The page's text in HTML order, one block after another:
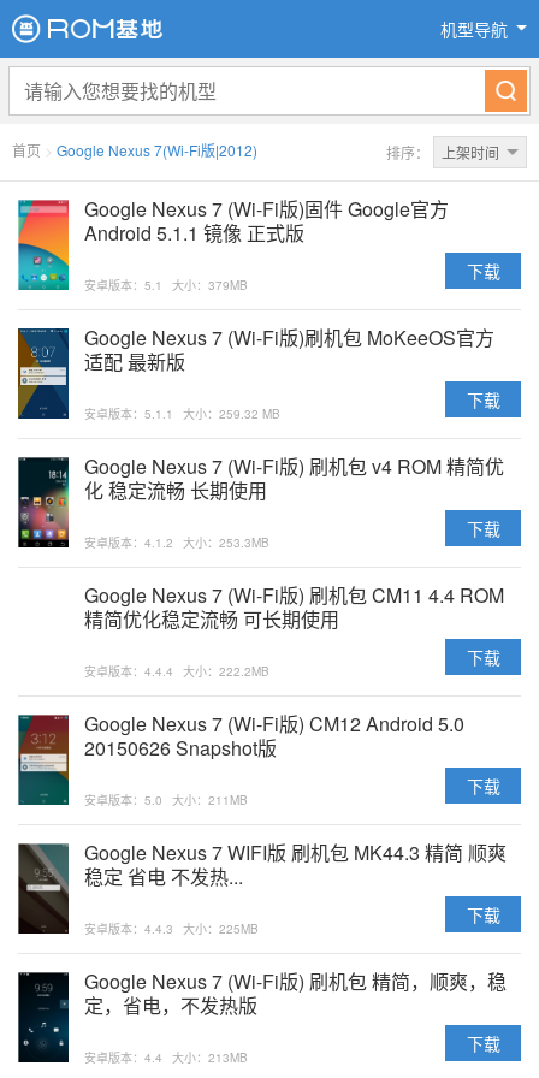
机型导航
首页 > Google Nexus 7(Wi-Fi版|2012) 排序： 上架时间
Google Nexus 7 (Wi-Fi版)固件 Google官方
Android 5.1.1 镜像 正式版
安卓版本：5.1 大小：379MB
下载
Google Nexus 7 (Wi-Fi版)刷机包 MoKeeOS官方
适配 最新版
安卓版本：5.1.1 大小：259.32 MB
下载
Google Nexus 7 (Wi-Fi版) 刷机包 v4 ROM 精简优
化 稳定流畅 长期使用
安卓版本：4.1.2 大小：253.3MB
下载
Google Nexus 7 (Wi-Fi版) 刷机包 CM11 4.4 ROM
精简优化稳定流畅 可长期使用
安卓版本：4.4.4 大小：222.2MB
下载
Google Nexus 7 (Wi-Fi版) CM12 Android 5.0
20150626 Snapshot版
安卓版本：5.0 大小：211MB
下载
Google Nexus 7 WIFI版 刷机包 MK44.3 精简 顺爽
稳定 省电 不发热...
安卓版本：4.4.3 大小：225MB
下载
Google Nexus 7 (Wi-Fi版) 刷机包 精简，顺爽，稳
定，省电，不发热版
安卓版本：4.4 大小：213MB
下载